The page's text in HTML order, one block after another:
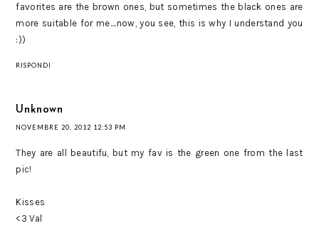
favorites are the brown ones, but sometimes the black ones are
more suitable for me....now, you see, this is why I understand you
:))
RISPONDI
Unknown
NOVEMBRE 20, 2012 12:53 PM
They are all beautifu, but my fav is the green one from the last
pic!
Kisses
<3 Val